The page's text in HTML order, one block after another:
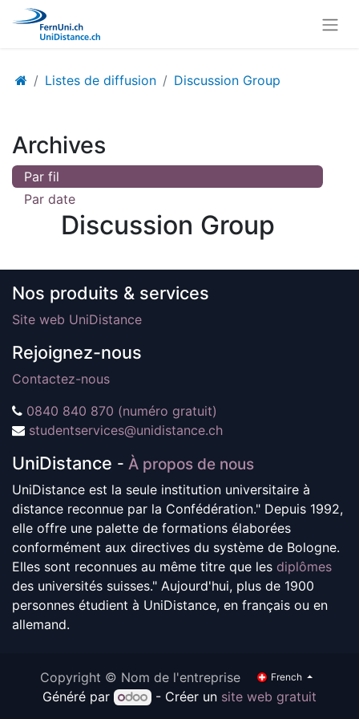
Listes de diffusion Discussion Group
Archives
Par fil
Par date
Discussion Group
Nos produits & services
Site web UniDistance
Rejoignez-nous
Contactez-nous
0840 840 870 (numéro gratuit)
studentservices@unidistance.ch
UniDistance - À propos de nous
UniDistance est la seule institution universitaire à
distance reconnue par la Confédération." Depuis 1992,
elle offre une palette de formations élaborées
conformément aux directives du système de Bologne.
Elles sont reconnues au même titre que les diplômes
des universités suisses." Aujourd'hui, plus de 1900
personnes étudient à UniDistance, en français ou en
allemand.
Copyright © Nom de l'entreprise French
Généré par - Créer un site web gratuit